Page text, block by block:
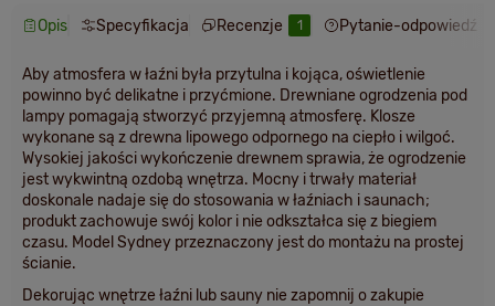
Opis Specyfikacja Recenzje 1 Pytanie-odpowiedź
Aby atmosfera w łaźni była przytulna i kojąca, oświetlenie
powinno być delikatne i przyćmione. Drewniane ogrodzenia pod
lampy pomagają stworzyć przyjemną atmosferę. Klosze
wykonane są z drewna lipowego odpornego na ciepło i wilgoć.
Wysokiej jakości wykończenie drewnem sprawia, że ogrodzenie
jest wykwintną ozdobą wnętrza. Mocny i trwały materiał
doskonale nadaje się do stosowania w łaźniach i saunach;
produkt zachowuje swój kolor i nie odkształca się z biegiem
czasu. Model Sydney przeznaczony jest do montażu na prostej
ścianie.
Dekorując wnętrze łaźni lub sauny nie zapomnij o zakupie